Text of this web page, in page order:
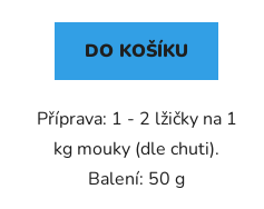
DO KOŠÍKU
Příprava: 1 - 2 lžičky na 1
kg mouky (dle chuti).
Balení: 50 g